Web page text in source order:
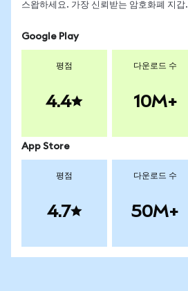
스왑하세요. 가장 신뢰받는 암호화폐 지갑.
Google Play
평점
4.4
다운로드 수
10M+
App Store
평점
4.7
다운로드 수
50M+